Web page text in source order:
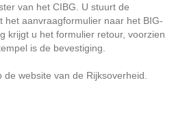
van het CIBG. U stuurt de
het aanvraagformulier naar het BIG-
krijgt u het formulier retour, voorzien
is de bevestiging.
website van de Rijksoverheid.